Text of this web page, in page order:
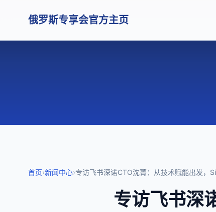
俄罗斯专享会官方主页
首页›新闻中心›专访飞书深诺CTO沈菁：从技术赋能出发，
专访飞书深